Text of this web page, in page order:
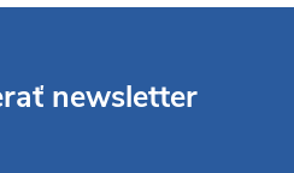
newsletter